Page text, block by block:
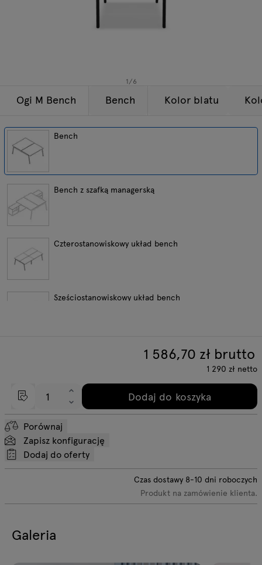
1/6
Ogi M Bench
Bench
Bench z szafką managerską
Czterostanowiskowy układ bench
Sześciostanowiskowy układ bench
Ośmiostanowiskowy układ bench
Elementy do rozbudowy wzdłuż
Bench Kolor blatu
1 586,70 zł brutto
1 290 zł netto
Dodaj do koszyka
Porównaj
Zapisz konfigurację
Dodaj do oferty
Czas dostawy 8-10 dni roboczych
Produkt na zamówienie klienta.
Galeria